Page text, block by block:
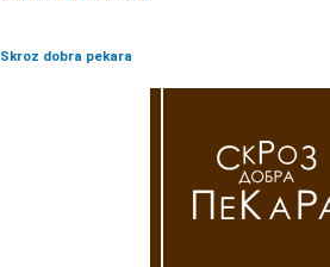
Skroz dobra pekara